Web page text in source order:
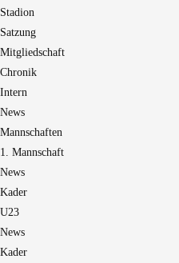
Stadion
Satzung
Mitgliedschaft
Chronik
Intern
News
Mannschaften
1. Mannschaft
News
Kader
U23
News
Kader